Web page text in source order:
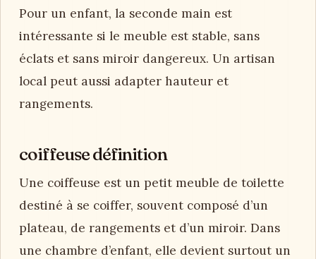
Pour un enfant, la seconde main est
intéressante si le meuble est stable, sans
éclats et sans miroir dangereux. Un artisan
local peut aussi adapter hauteur et
rangements.
coiffeuse définition
Une coiffeuse est un petit meuble de toilette
destiné à se coiffer, souvent composé d’un
plateau, de rangements et d’un miroir. Dans
une chambre d’enfant, elle devient surtout un